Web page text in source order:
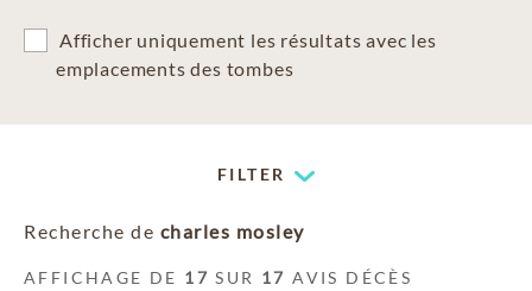
Afficher uniquement les résultats avec les
emplacements des tombes
FILTER
Recherche de charles mosley
AFFICHAGE DE 17 SUR 17 AVIS DÉCÈS